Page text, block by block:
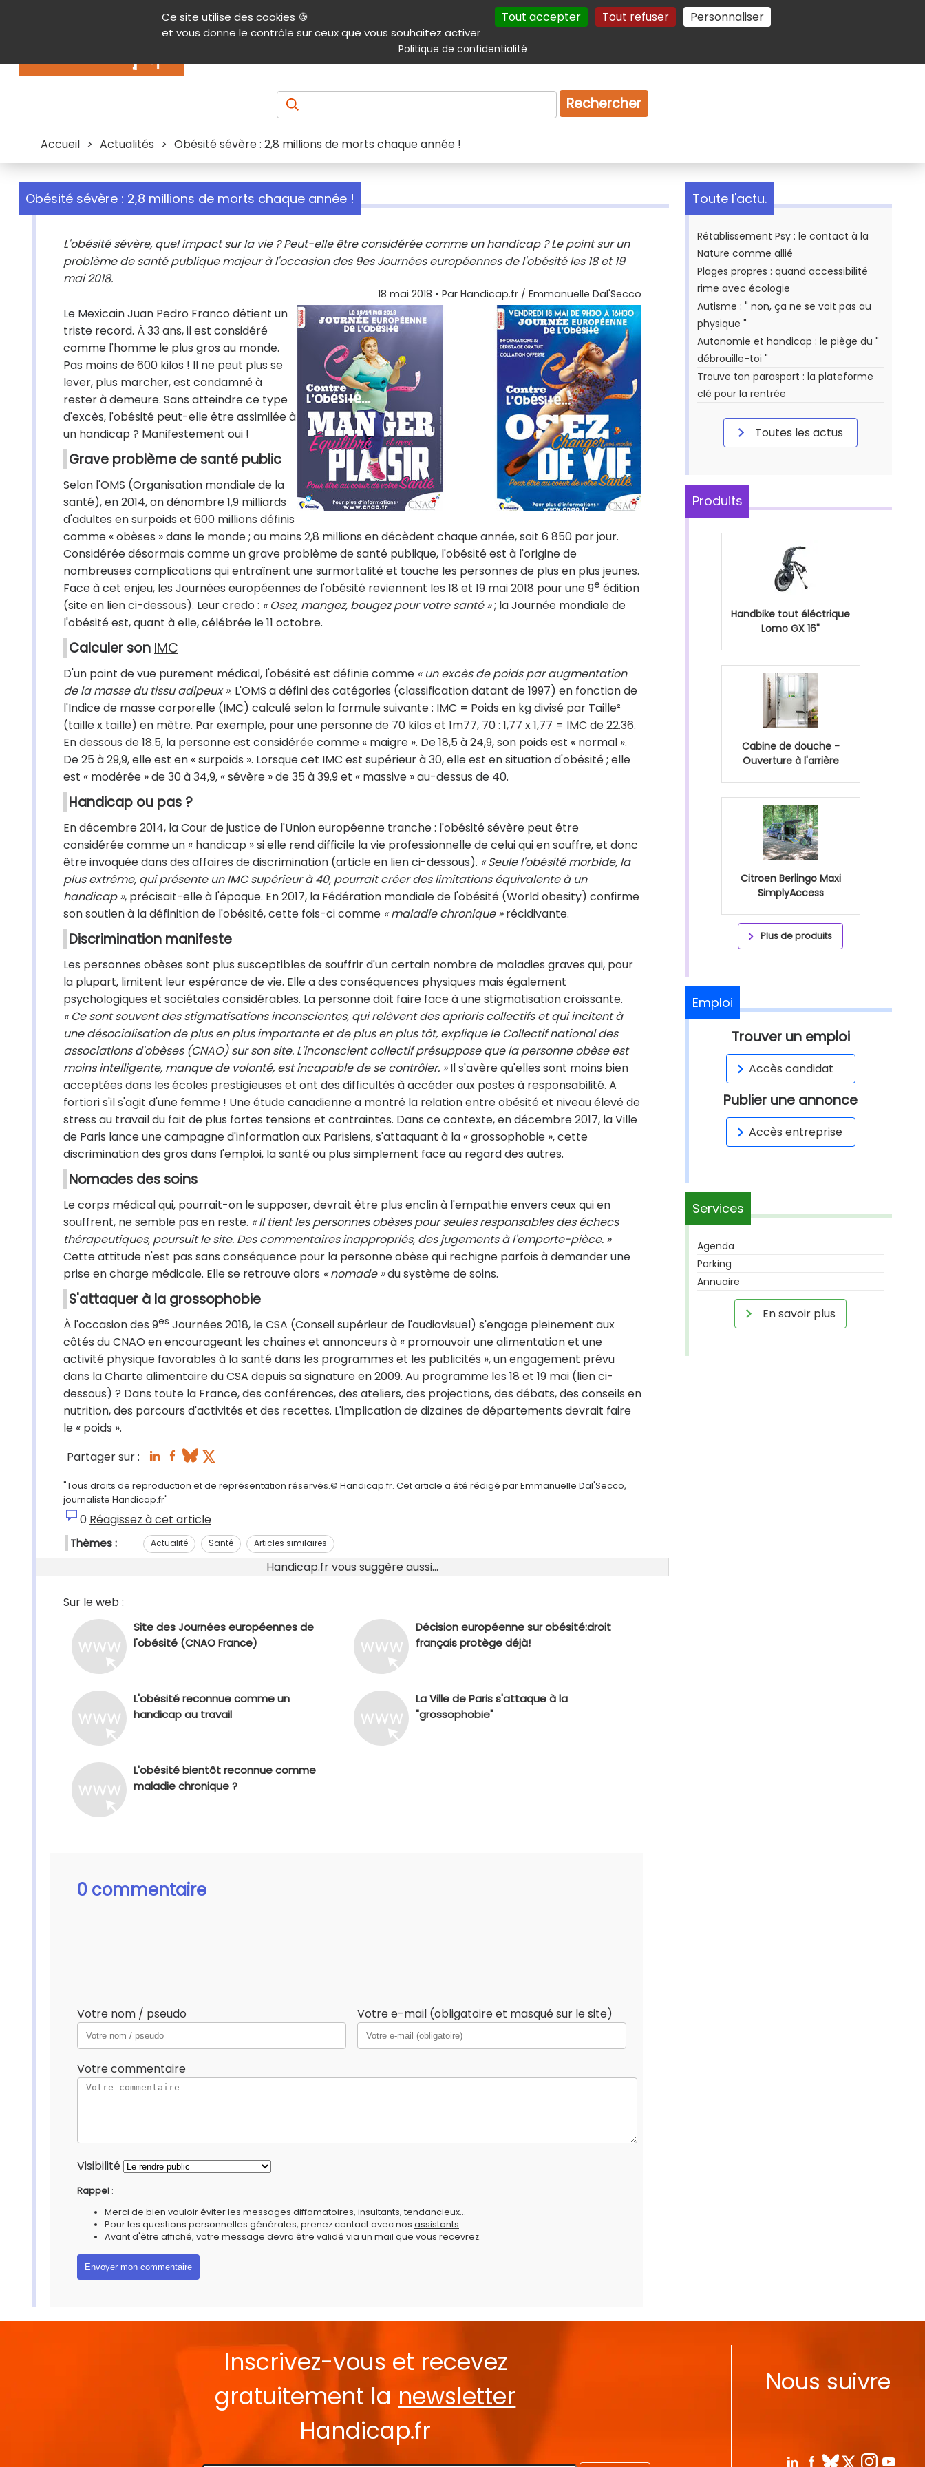
Ce site utilise des cookies 🍪
et vous donne le contrôle sur ceux que vous souhaitez activer
Tout accepter Tout refuser Personnaliser
Politique de confidentialité
Contenu Aide et accessibilité Menu principal Autres services Plan du site Gestion des cookies
Produits & services Emploi Droit
Rechercher
Accueil > Actualités > Obésité sévère : 2,8 millions de morts chaque année !
Obésité sévère : 2,8 millions de morts chaque année !
L'obésité sévère, quel impact sur la vie ? Peut-elle être considérée comme un handicap ? Le point sur un
problème de santé publique majeur à l'occasion des 9es Journées européennes de l'obésité les 18 et 19
mai 2018.
18 mai 2018 • Par Handicap.fr / Emmanuelle Dal'Secco
Le Mexicain Juan Pedro Franco détient un
triste record. À 33 ans, il est considéré
comme l'homme le plus gros au monde.
Pas moins de 600 kilos ! Il ne peut plus se
lever, plus marcher, est condamné à
rester à demeure. Sans atteindre ce type
d'excès, l'obésité peut-elle être assimilée à
un handicap ? Manifestement oui !
Grave problème de santé public
Selon l'OMS (Organisation mondiale de la
santé), en 2014, on dénombre 1,9 milliards
d'adultes en surpoids et 600 millions définis
comme « obèses » dans le monde ; au moins 2,8 millions en décèdent chaque année, soit 6 850 par jour.
Considérée désormais comme un grave problème de santé publique, l'obésité est à l'origine de
nombreuses complications qui entraînent une surmortalité et touche les personnes de plus en plus jeunes.
Face à cet enjeu, les Journées européennes de l'obésité reviennent les 18 et 19 mai 2018 pour une 9e édition
(site en lien ci-dessous). Leur credo : « Osez, mangez, bougez pour votre santé »; la Journée mondiale de
l'obésité est, quant à elle, célébrée le 11 octobre.
Calculer son IMC
D'un point de vue purement médical, l'obésité est définie comme « un excès de poids par augmentation
de la masse du tissu adipeux ». L'OMS a défini des catégories (classification datant de 1997) en fonction de
l'Indice de masse corporelle (IMC) calculé selon la formule suivante : IMC = Poids en kg divisé par Taille²
(taille x taille) en mètre. Par exemple, pour une personne de 70 kilos et 1m77, 70 : 1,77 x 1,77 = IMC de 22.36.
En dessous de 18.5, la personne est considérée comme « maigre ». De 18,5 à 24,9, son poids est « normal ».
De 25 à 29,9, elle est en « surpoids ». Lorsque cet IMC est supérieur à 30, elle est en situation d'obésité ; elle
est « modérée » de 30 à 34,9, « sévère » de 35 à 39,9 et « massive » au-dessus de 40.
Handicap ou pas ?
En décembre 2014, la Cour de justice de l'Union européenne tranche : l'obésité sévère peut être
considérée comme un « handicap » si elle rend difficile la vie professionnelle de celui qui en souffre, et donc
être invoquée dans des affaires de discrimination (article en lien ci-dessous). « Seule l'obésité morbide, la
plus extrême, qui présente un IMC supérieur à 40, pourrait créer des limitations équivalente à un
handicap », précisait-elle à l'époque. En 2017, la Fédération mondiale de l'obésité (World obesity) confirme
son soutien à la définition de l'obésité, cette fois-ci comme « maladie chronique »récidivante.
Discrimination manifeste
Les personnes obèses sont plus susceptibles de souffrir d'un certain nombre de maladies graves qui, pour
la plupart, limitent leur espérance de vie. Elle a des conséquences physiques mais également
psychologiques et sociétales considérables. La personne doit faire face à une stigmatisation croissante.
« Ce sont souvent des stigmatisations inconscientes, qui relèvent des aprioris collectifs et qui incitent à
une désocialisation de plus en plus importante et de plus en plus tôt, explique le Collectif national des
associations d'obèses (CNAO) sur son site. L'inconscient collectif présuppose que la personne obèse est
moins intelligente, manque de volonté, est incapable de se contrôler. »Il s'avère qu'elles sont moins bien
acceptées dans les écoles prestigieuses et ont des difficultés à accéder aux postes à responsabilité. A
fortiori s'il s'agit d'une femme ! Une étude canadienne a montré la relation entre obésité et niveau élevé de
stress au travail du fait de plus fortes tensions et contraintes. Dans ce contexte, en décembre 2017, la Ville
de Paris lance une campagne d'information aux Parisiens, s'attaquant à la « grossophobie », cette
discrimination des gros dans l'emploi, la santé ou plus simplement face au regard des autres.
Nomades des soins
Le corps médical qui, pourrait-on le supposer, devrait être plus enclin à l'empathie envers ceux qui en
souffrent, ne semble pas en reste. « Il tient les personnes obèses pour seules responsables des échecs
thérapeutiques, poursuit le site. Des commentaires inappropriés, des jugements à l'emporte-pièce. »
Cette attitude n'est pas sans conséquence pour la personne obèse qui rechigne parfois à demander une
prise en charge médicale. Elle se retrouve alors « nomade »du système de soins.
S'attaquer à la grossophobie
À l'occasion des 9es Journées 2018, le CSA (Conseil supérieur de l'audiovisuel) s'engage pleinement aux
côtés du CNAO en encourageant les chaînes et annonceurs à « promouvoir une alimentation et une
activité physique favorables à la santé dans les programmes et les publicités », un engagement prévu
dans la Charte alimentaire du CSA depuis sa signature en 2009. Au programme les 18 et 19 mai (lien ci-
dessous) ? Dans toute la France, des conférences, des ateliers, des projections, des débats, des conseils en
nutrition, des parcours d'activités et des recettes. L'implication de dizaines de départements devrait faire
le « poids ».
Partager sur :
"Tous droits de reproduction et de représentation réservés.© Handicap.fr. Cet article a été rédigé par Emmanuelle Dal'Secco,
journaliste Handicap.fr"
0 Réagissez à cet article
Thèmes : Actualité Santé Articles similaires
Handicap.fr vous suggère aussi...
Sur le web :
Site des Journées européennes de
l'obésité (CNAO France)
Décision européenne sur obésité:droit
français protège déjà!
L'obésité reconnue comme un
handicap au travail
La Ville de Paris s'attaque à la
"grossophobie"
L'obésité bientôt reconnue comme
maladie chronique ?
0 commentaire
Votre nom / pseudo Votre e-mail (obligatoire et masqué sur le site)
Votre commentaire
Visibilité
Rappel :
Merci de bien vouloir éviter les messages diffamatoires, insultants, tendancieux...
Pour les questions personnelles générales, prenez contact avec nos assistants
Avant d'être affiché, votre message devra être validé via un mail que vous recevrez.
Toute l'actu.
Rétablissement Psy : le contact à la
Nature comme allié
Plages propres : quand accessibilité
rime avec écologie
Autisme : " non, ça ne se voit pas au
physique "
Autonomie et handicap : le piège du "
débrouille-toi "
Trouve ton parasport : la plateforme
clé pour la rentrée
Toutes les actus
Produits
Handbike tout éléctrique
Lomo GX 16"
Cabine de douche -
Ouverture à l'arrière
Citroen Berlingo Maxi
SimplyAccess
Plus de produits
Emploi
Trouver un emploi
Accès candidat
Publier une annonce
Accès entreprise
Services
Agenda
Parking
Annuaire
En savoir plus
Inscrivez-vous et recevez
gratuitement la newsletter
Handicap.fr
Nous suivre